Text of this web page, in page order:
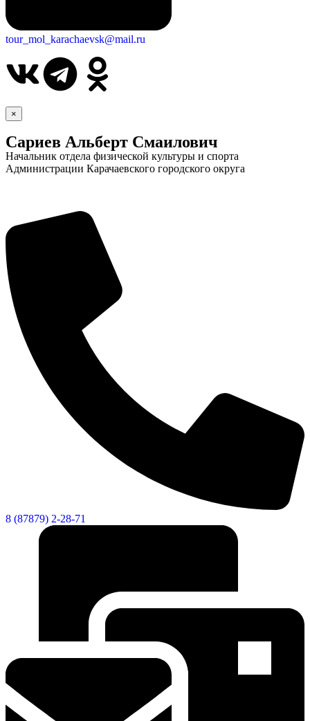
tour_mol_karachaevsk@mail.ru
×
Сариев Альберт Смаилович
Начальник отдела физической культуры и спорта
Администрации Карачаевского городского округа
8 (87879) 2-28-71